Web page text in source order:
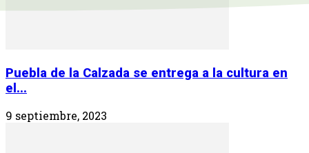
Puebla de la Calzada se entrega a la cultura en
el...
9 septiembre, 2023